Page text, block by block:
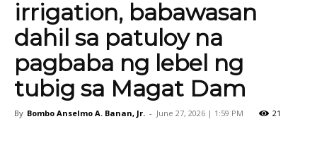
irrigation, babawasan
dahil sa patuloy na
pagbaba ng lebel ng
tubig sa Magat Dam
By Bombo Anselmo A. Banan, Jr. - June 27, 2026 | 1:59 PM 21